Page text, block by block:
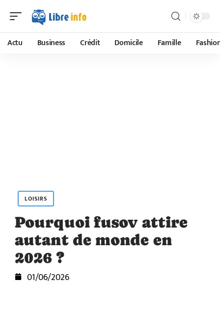
Actu Business Crédit Domicile Famille
LOISIRS
Pourquoi fusov attire
autant de monde en
2026 ?
01/06/2026